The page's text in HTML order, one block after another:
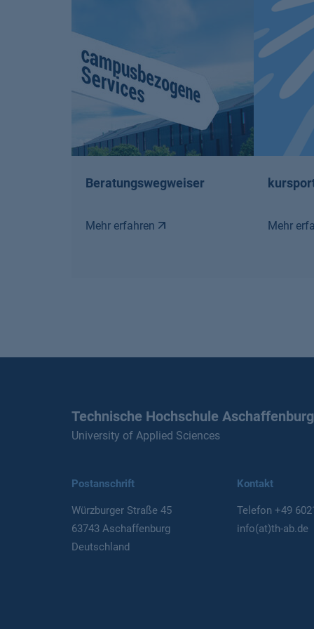
Beratungswegweiser
Mehr erfahren Mehr
Technische Hochschule Aschaffenburg
University of Applied Sciences
Postanschrift
Würzburger Straße 45
63743 Aschaffenburg
Deutschland
Kontakt
Telefon +49
info(at)th-ab.de